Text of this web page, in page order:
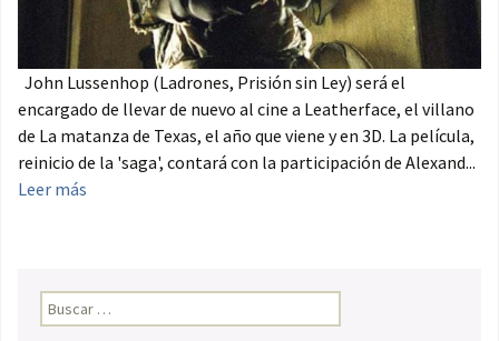
John Lussenhop (Ladrones, Prisión sin Ley) será el
encargado de llevar de nuevo al cine a Leatherface, el villano
de La matanza de Texas, el año que viene y en 3D. La película,
reinicio de la 'saga', contará con la participación de Alexand...
Leer más
Buscar: